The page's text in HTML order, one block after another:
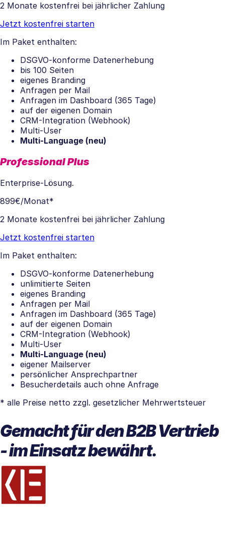
2 Monate kostenfrei bei jährlicher Zahlung
Jetzt kostenfrei starten
Im Paket enthalten:
DSGVO-konforme Datenerhebung
bis 100 Seiten
eigenes Branding
Anfragen per Mail
Anfragen im Dashboard (365 Tage)
auf der eigenen Domain
CRM-Integration (Webhook)
Multi-User
Multi-Language (neu)
Professional Plus
Enterprise-Lösung.
899€/Monat*
2 Monate kostenfrei bei jährlicher Zahlung
Jetzt kostenfrei starten
Im Paket enthalten:
DSGVO-konforme Datenerhebung
unlimitierte Seiten
eigenes Branding
Anfragen per Mail
Anfragen im Dashboard (365 Tage)
auf der eigenen Domain
CRM-Integration (Webhook)
Multi-User
Multi-Language (neu)
eigener Mailserver
persönlicher Ansprechpartner
Besucherdetails auch ohne Anfrage
* alle Preise netto zzgl. gesetzlicher Mehrwertsteuer
Gemacht für den B2B Vertrieb
- im Einsatz bewährt.